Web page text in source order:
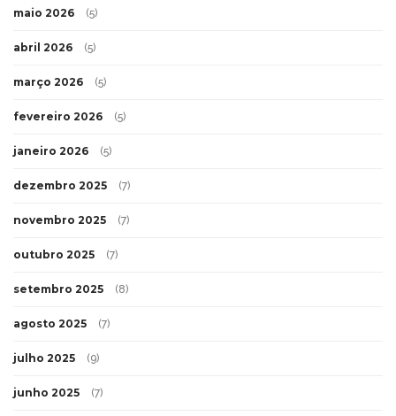
maio 2026 (5)
abril 2026 (5)
março 2026 (5)
fevereiro 2026 (5)
janeiro 2026 (5)
dezembro 2025 (7)
novembro 2025 (7)
outubro 2025 (7)
setembro 2025 (8)
agosto 2025 (7)
julho 2025 (9)
junho 2025 (7)